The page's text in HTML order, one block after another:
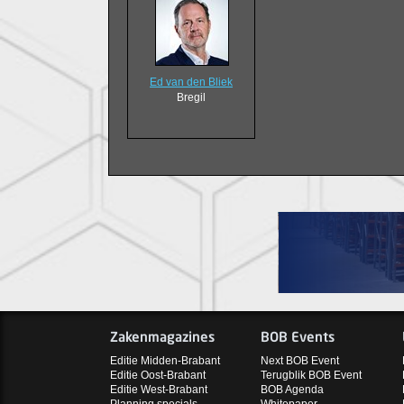
Ed van den Bliek
Bregil
Zakenmagazines
Editie Midden-Brabant
Editie Oost-Brabant
Editie West-Brabant
BOB Events
Next BOB Event
Terugblik BOB Event
BOB Agenda